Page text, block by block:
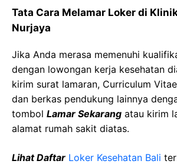
Tata Cara Melamar Loker di
Nurjaya
Jika Anda merasa memenuhi
dengan lowongan kerja kesehatan
kirim surat lamaran, Curriculum
dan berkas pendukung lainnya
tombol Lamar Sekarang atau kirim
alamat rumah sakit diatas.
Lihat Daftar Loker Kesehatan Bali